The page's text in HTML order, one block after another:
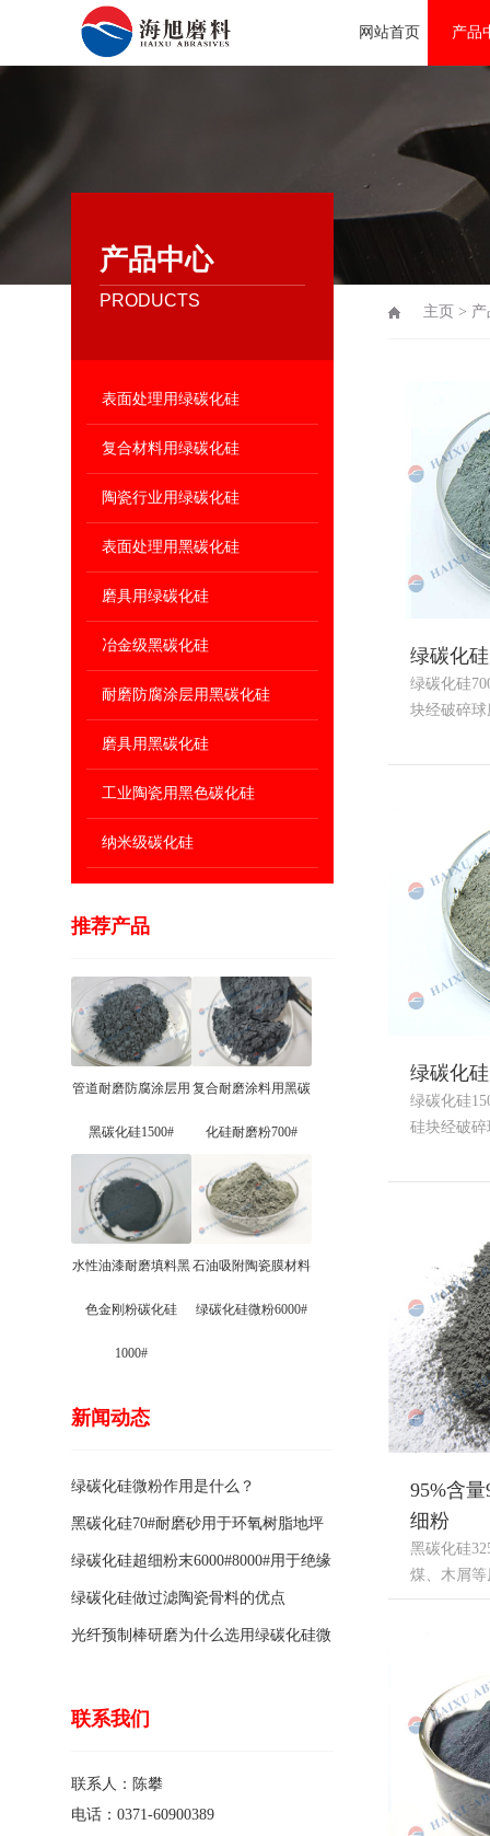
网站首页 产品
产品中心
PRODUCTS
表面处理用绿碳化硅
复合材料用绿碳化硅
陶瓷行业用绿碳化硅
表面处理用黑碳化硅
磨具用绿碳化硅
冶金级黑碳化硅
耐磨防腐涂层用黑碳化硅
磨具用黑碳化硅
工业陶瓷用黑色碳化硅
纳米级碳化硅
推荐产品
管道耐磨防腐涂层用
黑碳化硅1500#
复合耐磨涂料用黑碳
化硅耐磨粉700#
水性油漆耐磨填料黑
色金刚粉碳化硅
1000#
石油吸附陶瓷膜材料
绿碳化硅微粉6000#
新闻动态
绿碳化硅微粉作用是什么？
黑碳化硅70#耐磨砂用于环氧树脂地坪
骨料的特点有哪些？
绿碳化硅超细粉末6000#8000#用于绝缘
涂料的优点
绿碳化硅做过滤陶瓷骨料的优点
光纤预制棒研磨为什么选用绿碳化硅微
联系我们
联系人：陈攀
电话：0371-60900389
主页 >
绿碳化
绿碳化硅
块经破碎
绿碳化
绿碳化硅
硅块经破
95%含
细粉
黑碳化硅
煤、木屑